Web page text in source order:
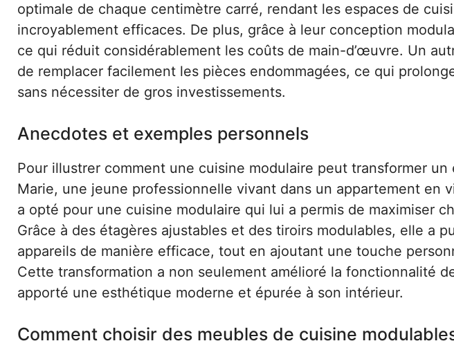
optimale de chaque centimètre carré, rendant les espaces de
incroyablement efficaces. De plus, grâce à leur conception
ce qui réduit considérablement les coûts de main-d’œuvre. Un
de remplacer facilement les pièces endommagées, ce qui
sans nécessiter de gros investissements.
Anecdotes et exemples personnels
Pour illustrer comment une cuisine modulaire peut transformer un
Marie, une jeune professionnelle vivant dans un appartement en
a opté pour une cuisine modulaire qui lui a permis de maximiser
Grâce à des étagères ajustables et des tiroirs modulables, elle a
appareils de manière efficace, tout en ajoutant une touche
Cette transformation a non seulement amélioré la fonctionnalité
apporté une esthétique moderne et épurée à son intérieur.
Comment choisir des meubles de cuisine